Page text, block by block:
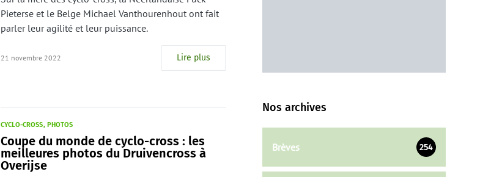
Pieterse et le Belge Michael Vanthourenhout ont fait
parler leur agilité et leur puissance.
21 novembre 2022 Lire plus
CYCLO-CROSS PHOTOS
Coupe du monde de cyclo-cross : les
meilleures photos du Druivencross à
Overijse
Nos archives
Brèves 254